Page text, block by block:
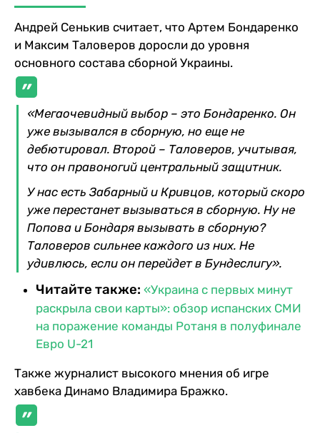
Андрей Сенькив считает, что Артем Бондаренко
и Максим Таловеров доросли до уровня
основного состава сборной Украины.
«Мегаочевидный выбор – это Бондаренко. Он
уже вызывался в сборную, но еще не
дебютировал. Второй – Таловеров, учитывая,
что он правоногий центральный защитник.
У нас есть Забарный и Кривцов, который скоро
уже перестанет вызываться в сборную. Ну не
Попова и Бондаря вызывать в сборную?
Таловеров сильнее каждого из них. Не
удивлюсь, если он перейдет в Бундеслигу».
Читайте также: «Украина с первых минут
раскрыла свои карты»: обзор испанских СМИ
на поражение команды Ротаня в полуфинале
Евро U-21
Также журналист высокого мнения об игре
хавбека Динамо Владимира Бражко.